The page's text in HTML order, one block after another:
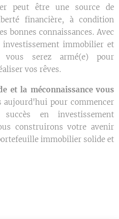
peut être une source de
financière, à condition
bonnes connaissances. Avec
investissement immobilier et
vous serez armé(e) pour
vos rêves.
et la méconnaissance vous
aujourd'hui pour commencer
en investissement
construirons votre avenir
immobilier solide et